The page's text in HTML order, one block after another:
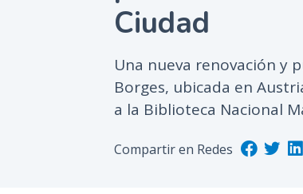
Ciudad
Una nueva renovación y
Borges, ubicada en
a la Biblioteca Nacional
Compartir en Redes